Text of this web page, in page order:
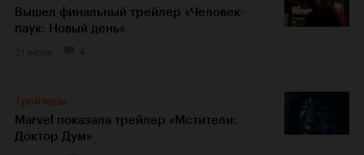
Вышел финальный трейлер «Человек-
паук: Новый день»
Трейлеры
Marvel показала трейлер «Мстители:
Доктор Дум»